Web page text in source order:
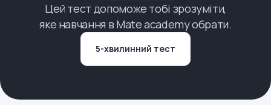
Цей тест допоможе тобі зрозуміти,
яке навчання в Mate academy обрати.
5-хвилинний тест